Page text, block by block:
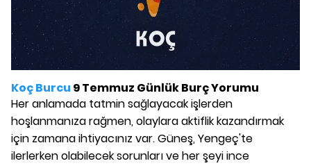
Koç Burcu 9 Temmuz Günlük Burç Yorumu
Her anlamada tatmin sağlayacak işlerden
hoşlanmanıza rağmen, olaylara aktiflik kazandırmak
için zamana ihtiyacınız var. Güneş, Yengeç'te
ilerlerken olabilecek sorunları ve her şeyi ince